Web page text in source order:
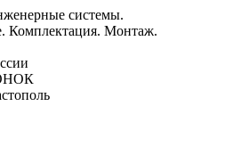
системы.
Комплектация. Монтаж.